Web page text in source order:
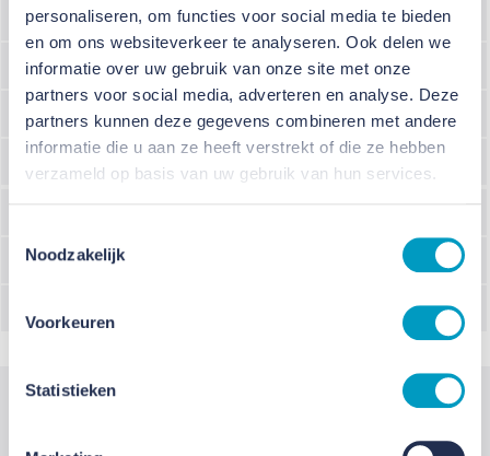
personaliseren, om functies voor social media te bieden
en om ons websiteverkeer te analyseren. Ook delen we
informatie over uw gebruik van onze site met onze
partners voor social media, adverteren en analyse. Deze
partners kunnen deze gegevens combineren met andere
informatie die u aan ze heeft verstrekt of die ze hebben
verzameld op basis van uw gebruik van hun services.
Noodzakelijk
Voorkeuren
Statistieken
Plaats Roosendaal
Opdrachtgever Jumbo
Programma Nieuwbouw winkel
Architect